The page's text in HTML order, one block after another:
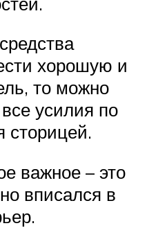
хорошую и
то можно
усилия по
сторицей.
важное – это
вписался в